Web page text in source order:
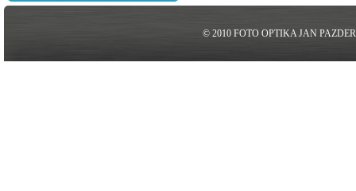
© 2010 FOTO OPTIKA JAN